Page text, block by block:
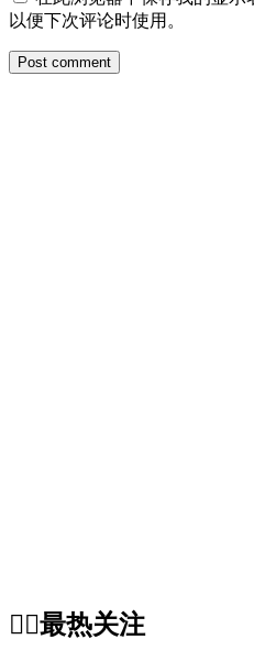
以便下次评论时使用。
最热关注